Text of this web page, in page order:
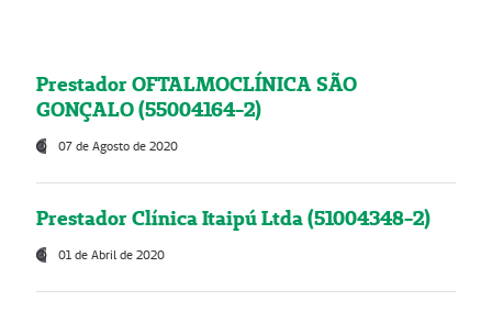
Prestador OFTALMOCLÍNICA SÃO
GONÇALO (55004164-2)
07 de Agosto de 2020
Prestador Clínica Itaipú Ltda (51004348-2)
01 de Abril de 2020